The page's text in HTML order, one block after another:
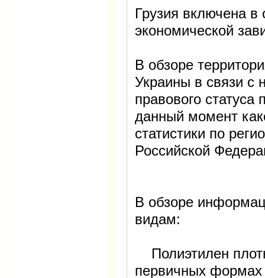
Грузия включена в
экономической
В обзоре
Украины в связи с
правового статуса
данный момент
статистики по
Российской
В обзоре
видам:
Полиэтилен
первичных формах